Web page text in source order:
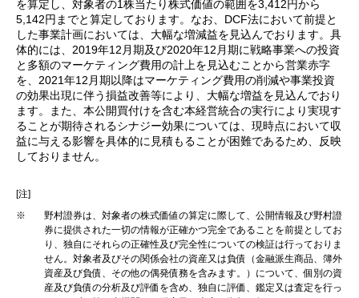
を算定し、対象者の1株当たり株式価値の範囲を3,412円から
5,142円までと算定しております。なお、DCF法において前提と
した事業計画においては、大幅な増減益を見込んでおります。具
体的には、2019年12月期及び2020年12月期に戦略事業への投資
と多額のマーケティング費用の計上を見込むことから営業赤字
を、2021年12月期以降はマーケティング費用の削減や事業投資
の効果出現に伴う損益改善等により、大幅な増益を見込んでおり
ます。また、本公開買付けを含む本経営統合の実行により実現す
ることが期待されるシナジー効果については、現時点において収
益に与える影響を具体的に見積もることが困難であるため、反映
しておりません。
[注]
※
野村證券は、対象者の株式価値の算定に際して、公開情報及び野村證
券に提供された一切の情報が正確かつ完全であることを前提としてお
り、独自にそれらの正確性及び完全性についての検証は行っておりま
せん。対象者及びその関係会社の資産又は負債（金融派生商品、簿外
資産及び負債、その他の偶発債務を含みます。）について、個別の資
産及び負債の分析及び評価を含め、独自に評価、鑑定又は査定を行っ